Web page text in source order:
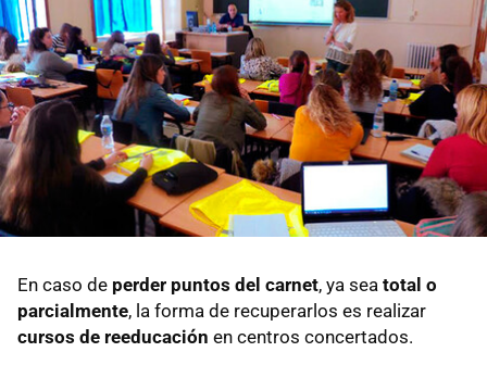
En caso de perder puntos del carnet, ya sea total o
parcialmente, la forma de recuperarlos es realizar
cursos de reeducación en centros concertados.